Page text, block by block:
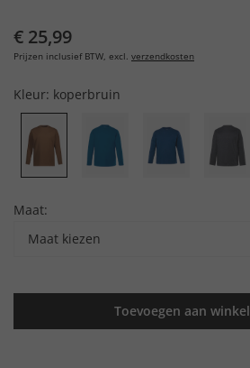
€ 25,99
Prijzen inclusief BTW, excl. verzendkosten
Kleur: koperbruin
Maat:
Maat kiezen
Toevoegen aan